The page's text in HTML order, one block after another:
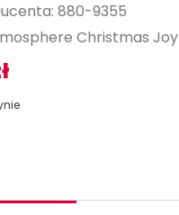
880-9355
Christmas Joy